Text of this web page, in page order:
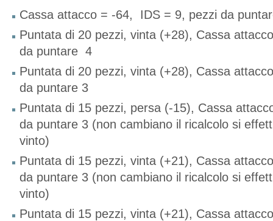
Cassa attacco = -64, IDS = 9, pezzi da
Puntata di 20 pezzi, vinta (+28), Cassa
da puntare 4
Puntata di 20 pezzi, vinta (+28), Cassa
da puntare 3
Puntata di 15 pezzi, persa (-15), Cassa
da puntare 3 (non cambiano il ricalcolo si
vinto)
Puntata di 15 pezzi, vinta (+21), Cassa
da puntare 3 (non cambiano il ricalcolo si
vinto)
Puntata di 15 pezzi, vinta (+21), Cassa